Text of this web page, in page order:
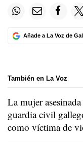
Añade a La Voz de
También en La Voz
La mujer
guardia civil
como víctima de